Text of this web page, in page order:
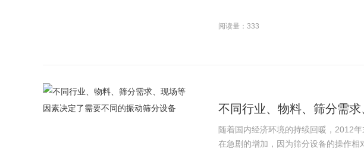
阅读量：333
不同行业、物料、筛分需
随着国内经济环境的持续回暖，2012
在急剧的增加，因为筛分设备的操作相